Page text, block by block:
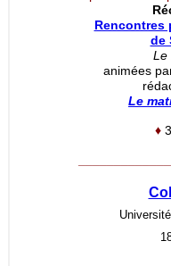
Rencontres
de
Le
animées
Le
♦